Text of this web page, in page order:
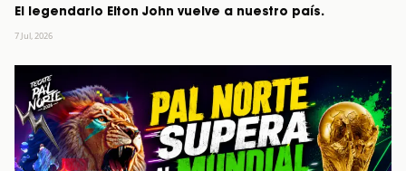
El legendario Elton John vuelve a nuestro país.
7 Jul, 2026